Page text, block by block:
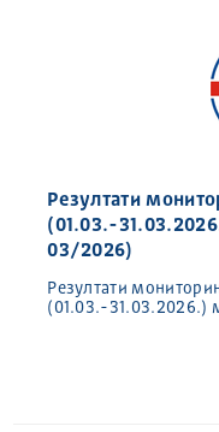
Резултати
(01.03.-
03/2026)
Резултати
(01.03.-31.03.2026.)